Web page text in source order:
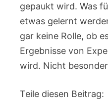
gepaukt wird. Was
etwas gelernt
gar keine Rolle, ob
Ergebnisse von
wird. Nicht
Teile diesen Beitrag: